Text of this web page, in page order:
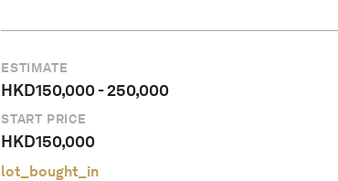
ESTIMATE
HKD150,000-250,000
START PRICE
HKD150,000
lot_bought_in